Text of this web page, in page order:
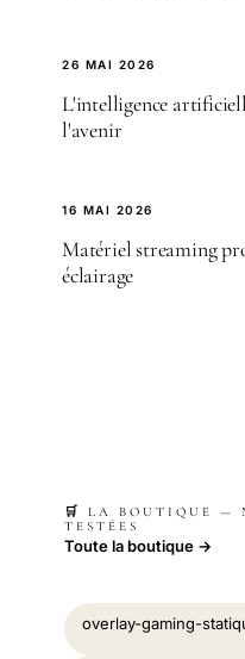
26 MAI 2026
L'intelligence
l'avenir
16 MAI 2026
Matériel streaming
éclairage
🛒 LA BOUTIQUE —
TESTÉES
Toute la boutique →
overlay-gaming-